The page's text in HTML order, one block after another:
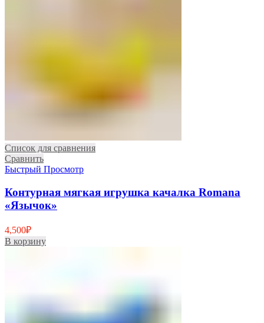
Список для сравнения
Сравнить
Быстрый Просмотр
Контурная мягкая игрушка качалка Romana
«Язычок»
4,500₽
В корзину